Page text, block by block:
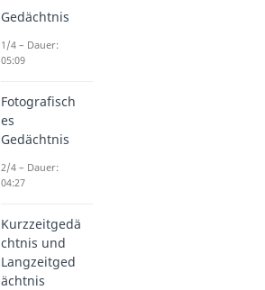
Gedächtnis
1/4 – Dauer:
05:09
Fotografisch
es
Gedächtnis
2/4 – Dauer:
04:27
Kurzzeitgedä
chtnis und
Langzeitged
ächtnis